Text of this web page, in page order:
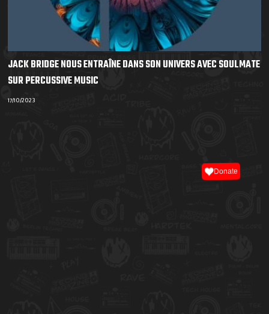
JACK BRIDGE NOUS ENTRAÎNE DANS SON UNIVERS AVEC SOULMATE
SUR PERCUSSIVE MUSIC
17/10/2023
Donate